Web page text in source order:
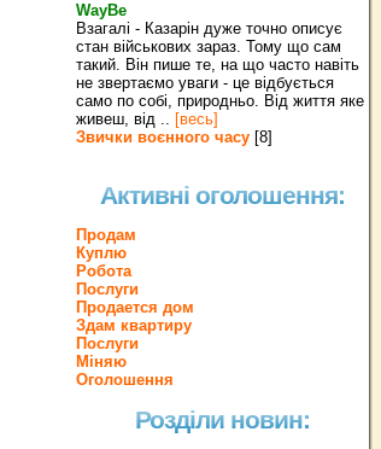
WayBe
Взагалі - Казарін дуже точно описує
стан військових зараз. Тому що сам
такий. Він пише те, на що часто навіть
не звертаємо уваги - це відбується
само по собі, природньо. Від життя яке
живеш, від .. [весь]
Звички воєнного часу [8]
Активні оголошення:
Продам
Куплю
Робота
Послуги
Продается дом
Здам квартиру
Послуги
Міняю
Оголошення
Розділи новин: